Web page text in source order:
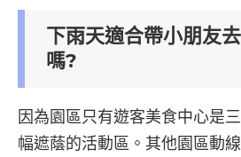
下雨天適合帶小朋友
嗎?
因為園區只有遊客美食中心是
幅遮蔭的活動區。其他園區動